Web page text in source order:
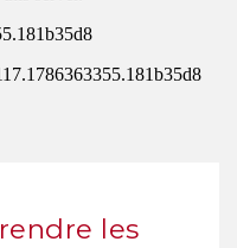
les